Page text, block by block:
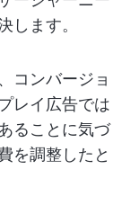
します。
コンバージョ
レイ広告では
ることに気づ
を調整したと